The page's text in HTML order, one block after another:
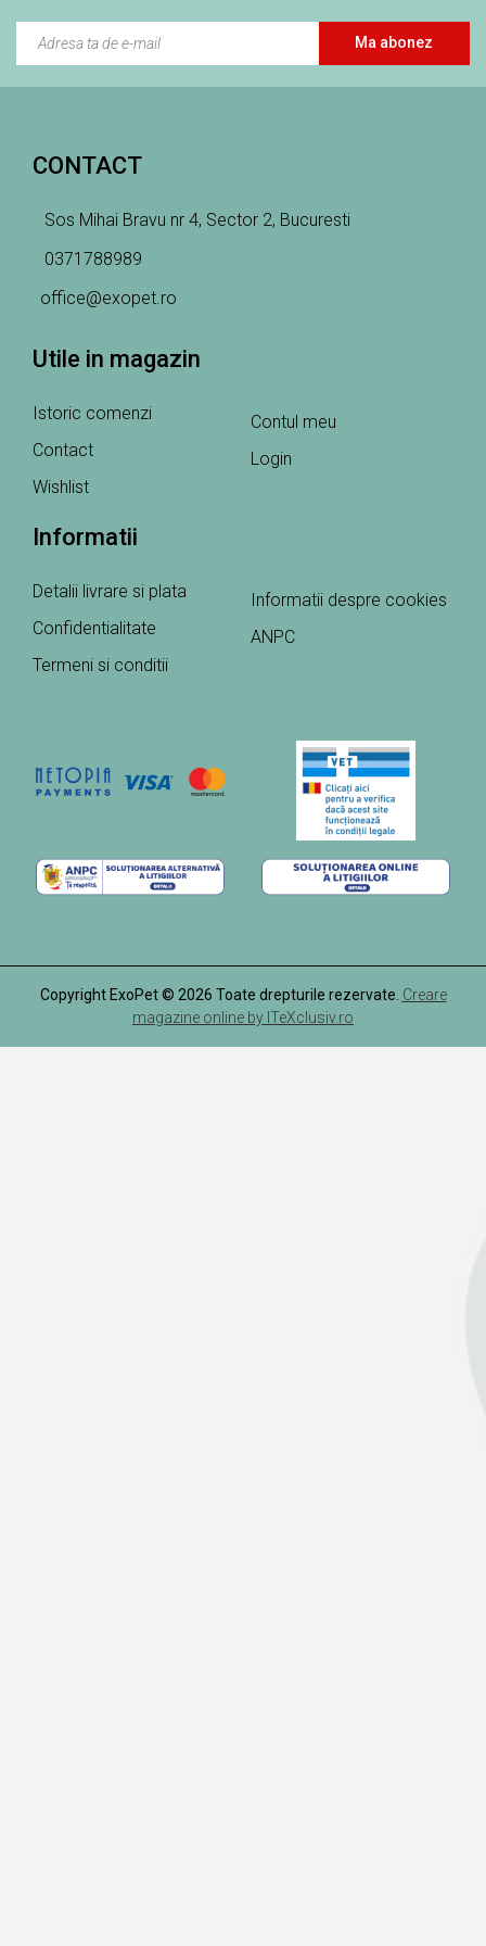
Ma abonez
CONTACT
Sos Mihai Bravu nr 4, Sector 2, Bucuresti
0371788989
office@exopet.ro
Utile in magazin
Istoric comenzi
Contact
Wishlist
Contul meu
Login
Informatii
Detalii livrare si plata
Confidentialitate
Termeni si conditii
Informatii despre cookies
ANPC
Copyright ExoPet © 2026 Toate drepturile rezervate. Creare
magazine online by ITeXclusiv.ro